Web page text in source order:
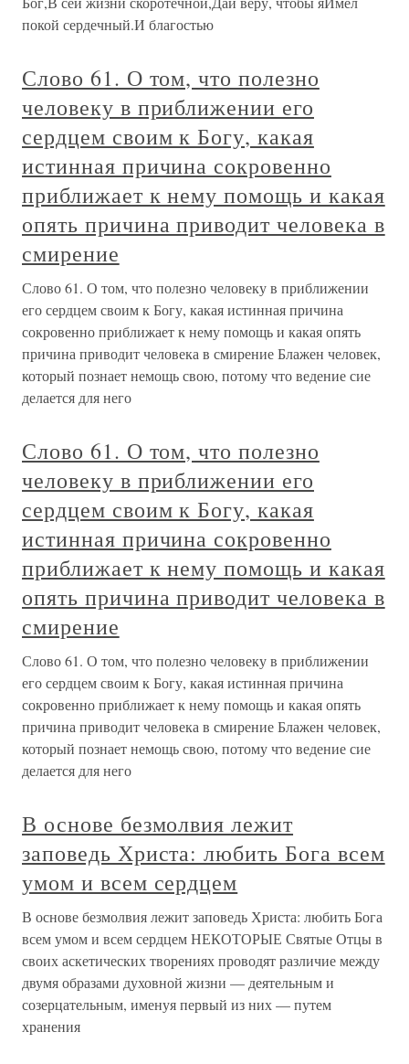
покой сердечный.И благостью
Слово 61. О том, что полезно
человеку в приближении его
сердцем своим к Богу, какая
истинная причина сокровенно
приближает к нему помощь и какая
опять причина приводит человека в
смирение
Слово 61. О том, что полезно человеку в приближении
его сердцем своим к Богу, какая истинная причина
сокровенно приближает к нему помощь и какая опять
причина приводит человека в смирение Блажен человек,
который познает немощь свою, потому что ведение сие
делается для него
Слово 61. О том, что полезно
человеку в приближении его
сердцем своим к Богу, какая
истинная причина сокровенно
приближает к нему помощь и какая
опять причина приводит человека в
смирение
Слово 61. О том, что полезно человеку в приближении
его сердцем своим к Богу, какая истинная причина
сокровенно приближает к нему помощь и какая опять
причина приводит человека в смирение Блажен человек,
который познает немощь свою, потому что ведение сие
делается для него
В основе безмолвия лежит
заповедь Христа: любить Бога всем
умом и всем сердцем
В основе безмолвия лежит заповедь Христа: любить Бога
всем умом и всем сердцем НЕКОТОРЫЕ Святые Отцы в
своих аскетических творениях проводят различие между
двумя образами духовной жизни — деятельным и
созерцательным, именуя первый из них — путем
хранения